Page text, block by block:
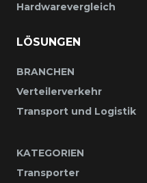
Hardwarevergleich
LÖSUNGEN
BRANCHEN
Verteilerverkehr
Transport und Logistik
KATEGORIEN
Transporter